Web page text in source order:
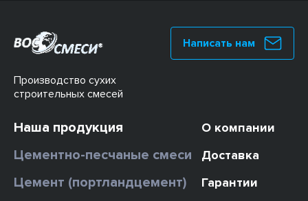
Производство сухих
строительных смесей
Написать нам
Наша продукция
Цементно-песчаные смеси
Цемент (портландцемент)
О компании
Доставка
Гарантии